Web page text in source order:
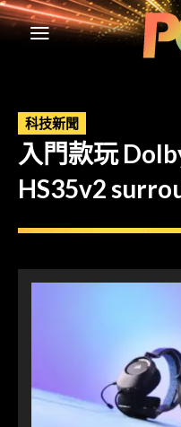
科技新聞
入門款玩
HS35v2